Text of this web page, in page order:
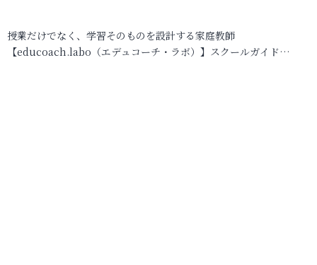
授業だけでなく、学習そのものを設計する家庭教師
【educoach.labo（エデュコーチ・ラボ）】スクールガイド…